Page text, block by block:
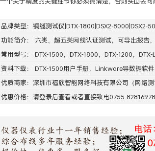
品牌类型： 铜缆测试仪|DTX-1800|DSX2-8000|DSX2-
功能简介： 六类、超五类网线认证测试，可导出报告
常用型号： DTX-1500， DTX-1800， DTX-1200， DTX-
资料下载： DTX-1500用户手册， Linkware导数据软
优质商家： 深圳市福欣智能网络科技有限公司 （网络
优惠价格：请登录后查看或者直接致电0755-82816978